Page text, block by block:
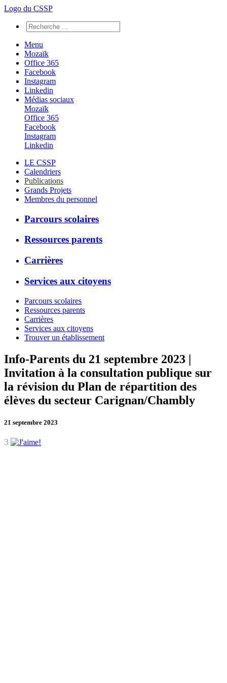
Logo du CSSP
Menu
Mozaïk
Office 365
Facebook
Instagram
Linkedin
Médias sociaux
Mozaïk
Office 365
Facebook
Instagram
Linkedin
LE CSSP
Calendriers
Publications
Grands Projets
Membres du personnel
Parcours scolaires
Ressources parents
Carrières
Services aux citoyens
Parcours scolaires
Ressources parents
Carrières
Services aux citoyens
Trouver un établissement
Info-Parents du 21 septembre 2023 |
Invitation à la consultation publique sur
la révision du Plan de répartition des
élèves du secteur Carignan/Chambly
21 septembre 2023
3